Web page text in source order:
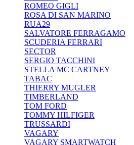
ROMEO GIGLI
ROSA DI SAN MARINO
RUA29
SALVATORE FERRAGAMO
SCUDERIA FERRARI
SECTOR
SERGIO TACCHINI
STELLA MC CARTNEY
TABAC
THIERRY MUGLER
TIMBERLAND
TOM FORD
TOMMY HILFIGER
TRUSSARDI
VAGARY
VAGARY SMARTWATCH